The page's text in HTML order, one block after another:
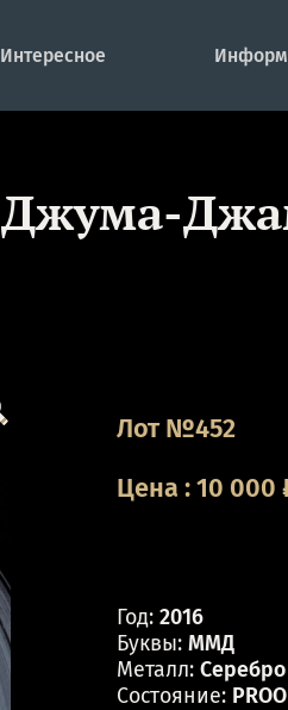
Интересное
Джума-
Лот №452
Цена:10 000
Год: 2016
Буквы: ММД
Металл: Серебро
Состояние: